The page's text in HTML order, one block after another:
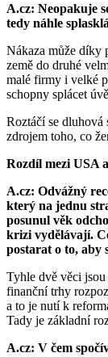
A.cz: Neopakuje
tedy náhle
Nákaza může díky
země do druhé
malé firmy i velké
schopny splácet
Roztáčí se dluhová
zdrojem toho, co
Rozdíl mezi USA
A.cz: Odvážný
který na jednu
posunul věk
krizi vydělávají.
postarat o to, aby
Tyhle dvě věci jsou
finanční trhy
a to je nutí k
Tady je základní
A.cz: V čem